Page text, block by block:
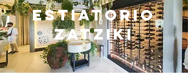
Estiatorio
zatziki